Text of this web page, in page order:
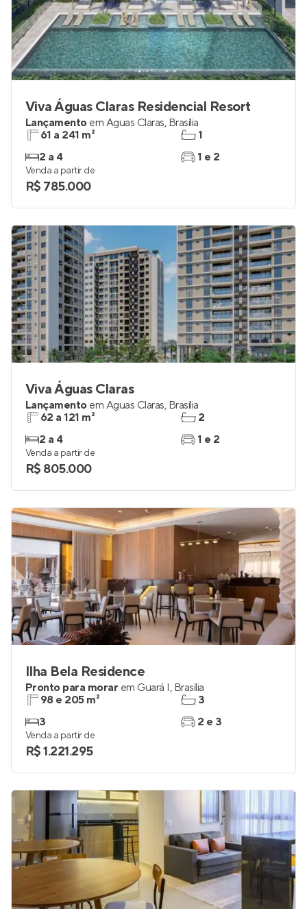
Viva Águas Claras Residencial Resort
Lançamento em Águas Claras, Brasília
61 a 241 m²
2 a 4
1
1 e 2
Venda a partir de
R$ 785.000
Viva Águas Claras
Lançamento em Águas Claras, Brasília
62 a 121 m²
2 a 4
2
1 e 2
Venda a partir de
R$ 805.000
Ilha Bela Residence
Pronto para morar em Guará I, Brasília
98 e 205 m²
3
3
2 e 3
Venda a partir de
R$ 1.221.295